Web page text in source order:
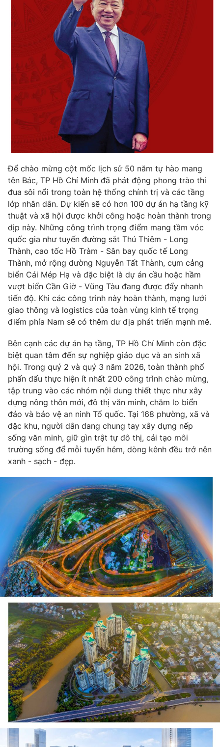
Để chào mừng cột mốc lịch sử 50 năm tự hào mang
tên Bác, TP Hồ Chí Minh đã phát động phong trào thi
đua sôi nổi trong toàn hệ thống chính trị và các tầng
lớp nhân dân. Dự kiến sẽ có hơn 100 dự án hạ tầng kỹ
thuật và xã hội được khởi công hoặc hoàn thành trong
dịp này. Những công trình trọng điểm mang tầm vóc
quốc gia như tuyến đường sắt Thủ Thiêm - Long
Thành, cao tốc Hồ Tràm - Sân bay quốc tế Long
Thành, mở rộng đường Nguyễn Tất Thành, cụm cảng
biển Cái Mép Hạ và đặc biệt là dự án cầu hoặc hầm
vượt biển Cần Giờ - Vũng Tàu đang được đẩy nhanh
tiến độ. Khi các công trình này hoàn thành, mạng lưới
giao thông và logistics của toàn vùng kinh tế trọng
điểm phía Nam sẽ có thêm dư địa phát triển mạnh mẽ.
Bên cạnh các dự án hạ tầng, TP Hồ Chí Minh còn đặc
biệt quan tâm đến sự nghiệp giáo dục và an sinh xã
hội. Trong quý 2 và quý 3 năm 2026, toàn thành phố
phấn đấu thực hiện ít nhất 200 công trình chào mừng,
tập trung vào các nhóm nội dung thiết thực như xây
dựng nông thôn mới, đô thị văn minh, chăm lo biển
đảo và bảo vệ an ninh Tổ quốc. Tại 168 phường, xã và
đặc khu, người dân đang chung tay xây dựng nếp
sống văn minh, giữ gìn trật tự đô thị, cải tạo môi
trường sống để mỗi tuyến hẻm, dòng kênh đều trở nên
xanh - sạch - đẹp.